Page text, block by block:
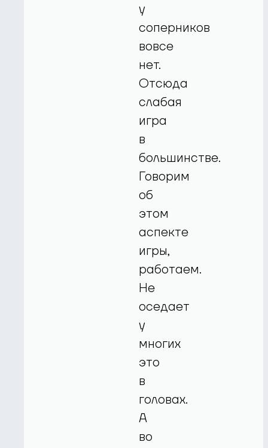
у
соперников
вовсе
нет.
Отсюда
слабая
игра
в
большинстве.
Говорим
об
этом
аспекте
игры,
работаем.
Не
оседает
у
многих
это
в
головах.
А
во